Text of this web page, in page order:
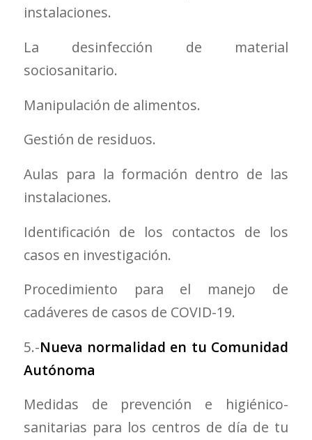
instalaciones.
La desinfección de material
sociosanitario.
Manipulación de alimentos.
Gestión de residuos.
Aulas para la formación dentro de las
instalaciones.
Identificación de los contactos de los
casos en investigación.
Procedimiento para el manejo de
cadáveres de casos de COVID-19.
5.-Nueva normalidad en tu Comunidad
Autónoma
Medidas de prevención e higiénico-
sanitarias para los centros de día de tu